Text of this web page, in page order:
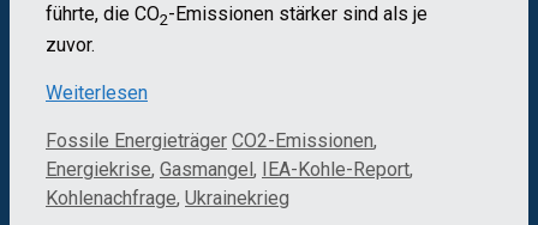
führte, die CO2-Emissionen stärker sind als je
zuvor.
Weiterlesen
Kategorien
Fossile Energieträger Schlagwörter
CO2-Emissionen,
Energiekrise, Gasmangel, IEA-Kohle-Report,
Kohlenachfrage, Ukrainekrieg